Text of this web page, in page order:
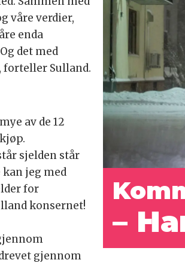
–
våre verdier,
enda
det med
Sulland.
av de 12
sjelden står
jeg med
for
konsernet!
gjennom